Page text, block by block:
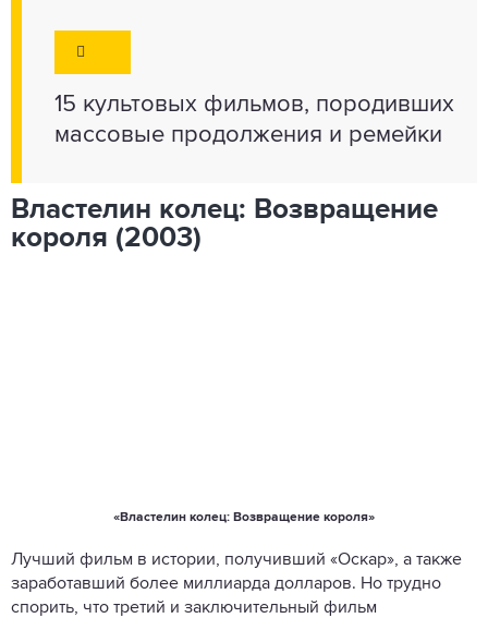
15 культовых фильмов, породивших
массовые продолжения и ремейки
Властелин колец: Возвращение
короля (2003)
«Властелин колец: Возвращение короля»
Лучший фильм в истории, получивший «Оскар», а также
заработавший более миллиарда долларов. Но трудно
спорить, что третий и заключительный фильм